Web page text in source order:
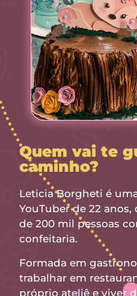
Quem vai te
caminho?
Leticia Borgheti é
YouTuber de 22
de 200 mil pessoas
confeitaria.
Formada em
trabalhar em
próprio ateliê e viver